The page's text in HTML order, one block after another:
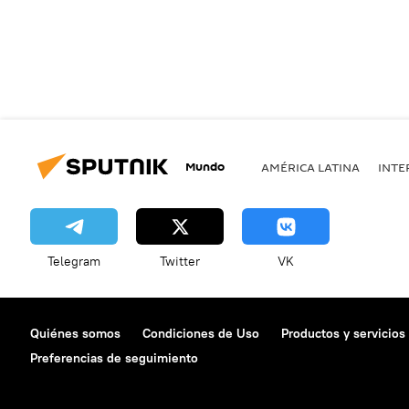
Mundo AMÉRICA LATINA
Telegram Twitter VK
Quiénes somos Condiciones de Uso
Productos y servicios
Preferencias de seguimiento